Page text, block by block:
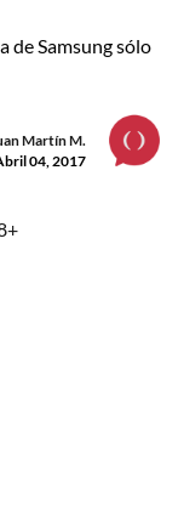
de Samsung sólo
Martín M.
04, 2017